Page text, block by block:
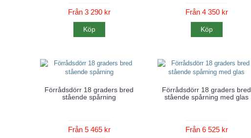
Från 3 290 kr
Köp
Från 4 350 kr
Köp
Förrådsdörr 18 graders bred
stående spårning
Från 5 465 kr
Förrådsdörr 18 graders bred
stående spårning med glas
Från 6 525 kr